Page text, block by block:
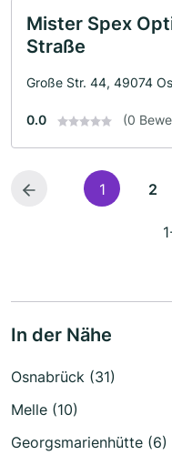
Mister Spex
Straße
Große Str. 44, 49074
0.0 (0
1 2
In der Nähe
Osnabrück (31)
Melle (10)
Georgsmarienhütte (6)